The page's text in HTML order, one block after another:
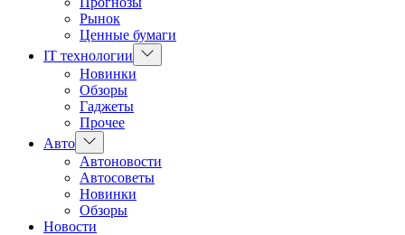
Рынок
Ценные бумаги
IT технологии
Показать
подменю
Новинки
Обзоры
Гаджеты
Прочее
Авто Показать
подменю
Автоновости
Автосоветы
Новинки
Обзоры
Новости